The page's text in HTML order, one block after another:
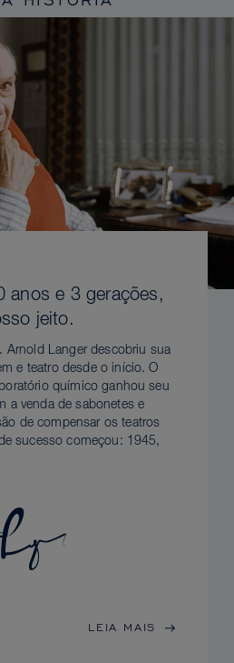
anos e 3 gerações,
jeito.
Arnold Langer descobriu sua
e teatro desde o início. O
químico ganhou seu
a venda de sabonetes e
de compensar os teatros
sucesso começou: 1945,
LEIA MAIS